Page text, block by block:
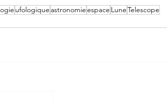
ufologique astronomieespace LuneTeles­cope